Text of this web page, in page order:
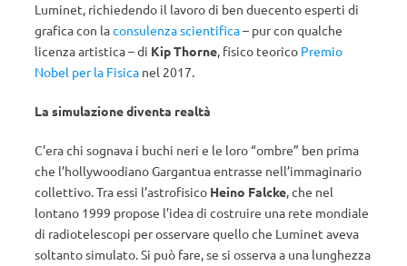
Luminet, richiedendo il lavoro di ben duecento esperti di
grafica con laconsulenza scientifica– pur con qualche
licenza artistica – di Kip Thorne, fisico teorico Premio
Nobel per la Fisica nel 2017.
La simulazione diventa realtà
C’era chi sognava i buchi neri e le loro “ombre” ben prima
che l’hollywoodiano Gargantua entrasse nell’immaginario
collettivo. Tra essi l’astrofisico Heino Falcke, che nel
lontano 1999 propose l’idea di costruire una rete mondiale
di radiotelescopi per osservare quello che Luminet aveva
soltanto simulato. Si può fare, se si osserva a una lunghezza